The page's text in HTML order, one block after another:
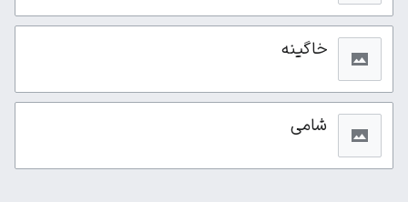
خاگینه
شامی